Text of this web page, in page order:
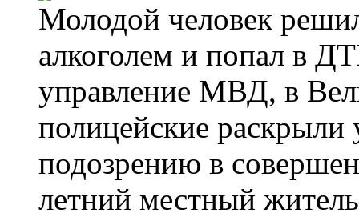
Молодой человек
алкоголем и попал в
управление МВД, в
полицейские
подозрению в
летний местный